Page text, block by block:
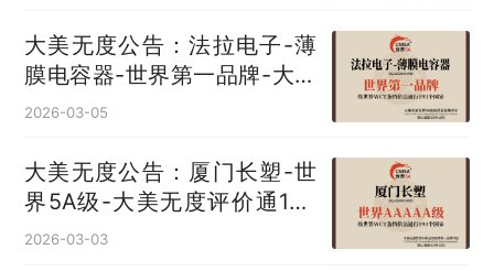
大美无度公告：法拉电子-薄
膜电容器‌-世界第一品牌-大美
无度评价通193国
2026-03-05
大美无度公告：厦门长塑-世
界5A级-大美无度评价通193
国
2026-03-03